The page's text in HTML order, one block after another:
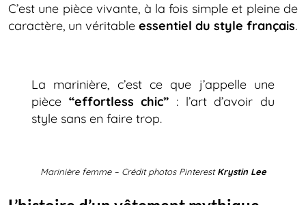
C’est une pièce vivante, à la fois simple et pleine de
caractère, un véritable essentiel du style français.
La marinière, c’est ce que j’appelle une
pièce “effortless chic” : l’art d’avoir du
style sans en faire trop.
Marinière femme – Crédit photos PinterestKrystin Lee